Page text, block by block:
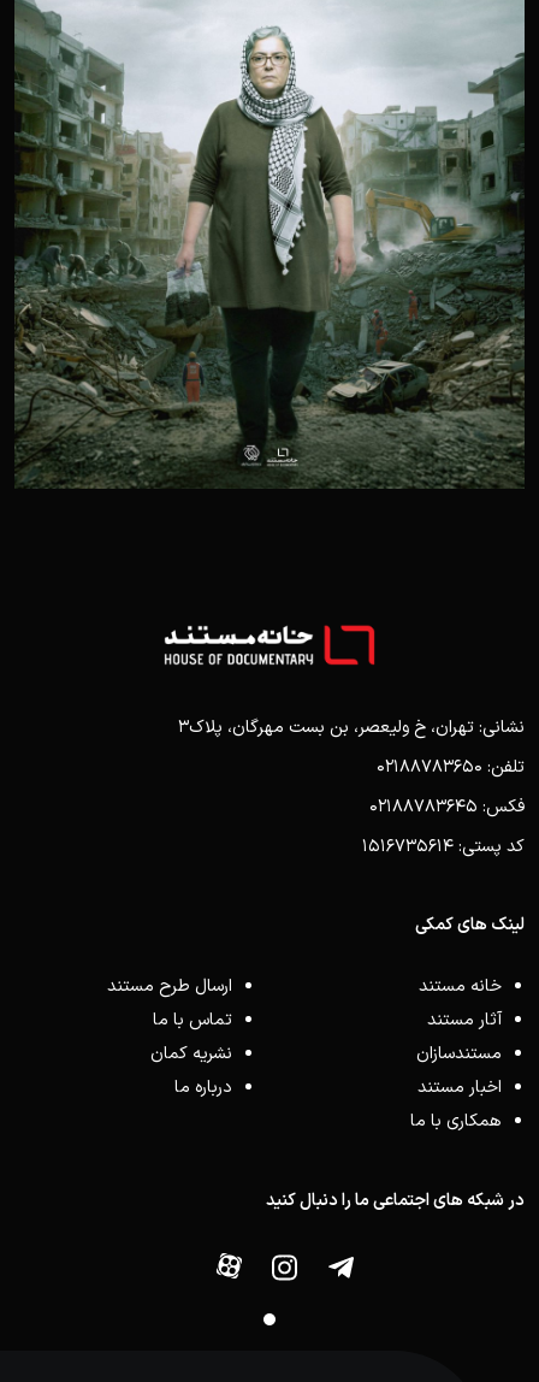
نشانی: تهران، خ ولیعصر، بن بست مهرگان، پلاک3
تلفن: 02188783650
فکس: 02188783645
کد پستی: 1516735614
لینک های کمکی
خانه مستند
آثار مستند
مستندسازان
اخبار مستند
همکاری با ما
ارسال طرح مستند
تماس با ما
نشریه کمان
درباره ما
در شبکه های اجتماعی ما را دنبال کنید